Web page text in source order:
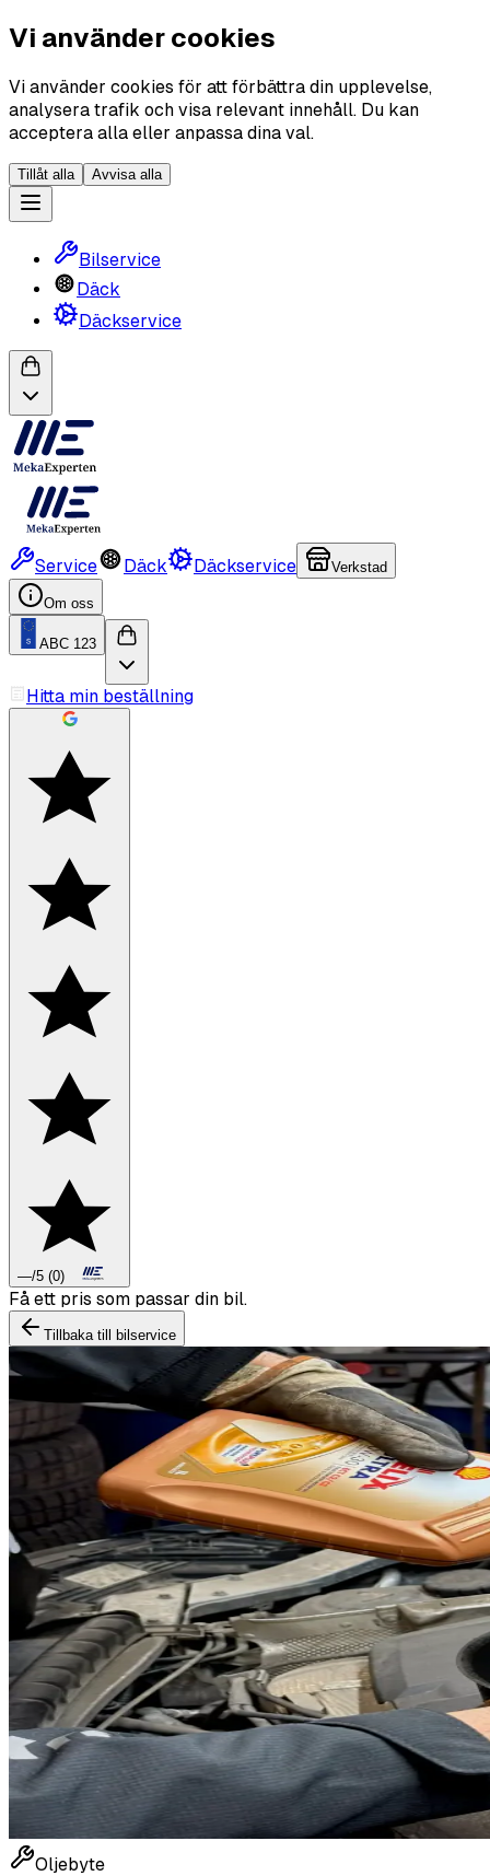
Vi använder cookies
Vi använder cookies för att förbättra din upplevelse,
analysera trafik och visa relevant innehåll. Du kan
acceptera alla eller anpassa dina val.
Tillåt alla Avvisa alla
Bilservice
Däck
Däckservice
Service Däck Däckservice Verkstad
Om oss
ABC 123
Hitta min beställning
—/5 (0)
Boka däckbyte eller montering inför vintern.
Tillbaka till bilservice
Oljebyte